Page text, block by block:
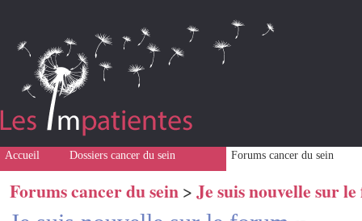
Accueil Dossiers cancer du sein Forums cancer du sein
Forums cancer du sein > Je suis nouvelle sur